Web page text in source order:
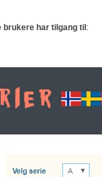
har tilgang til :